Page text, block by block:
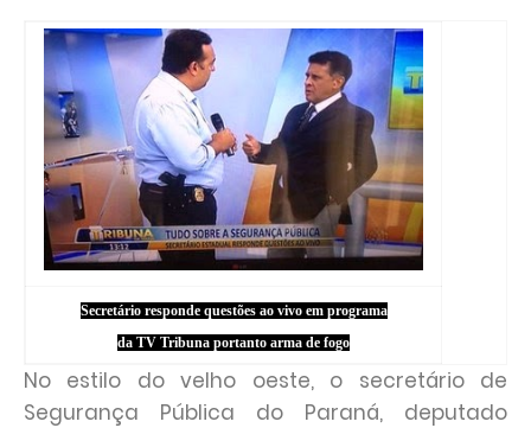
Secretário responde questões ao vivo em programa
da TV Tribuna portanto arma de fogo
No estilo do velho oeste, o secretário de
Segurança Pública do Paraná, deputado